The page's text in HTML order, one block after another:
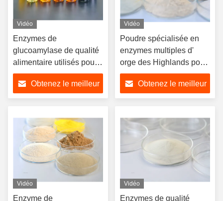
Vidéo
Enzymes de
glucoamylase de qualité
alimentaire utilisés pour
produire de la glucose,
du caramel et de la
dextrine
Obtenez le meilleur
Vidéo
Poudre spécialisée en
enzymes multiples d'
orge des Highlands pour
améliorer l' arôme du
produitObtenez le meilleur
Vidéo
Enzyme de
Vidéo
Enzymes de qualité